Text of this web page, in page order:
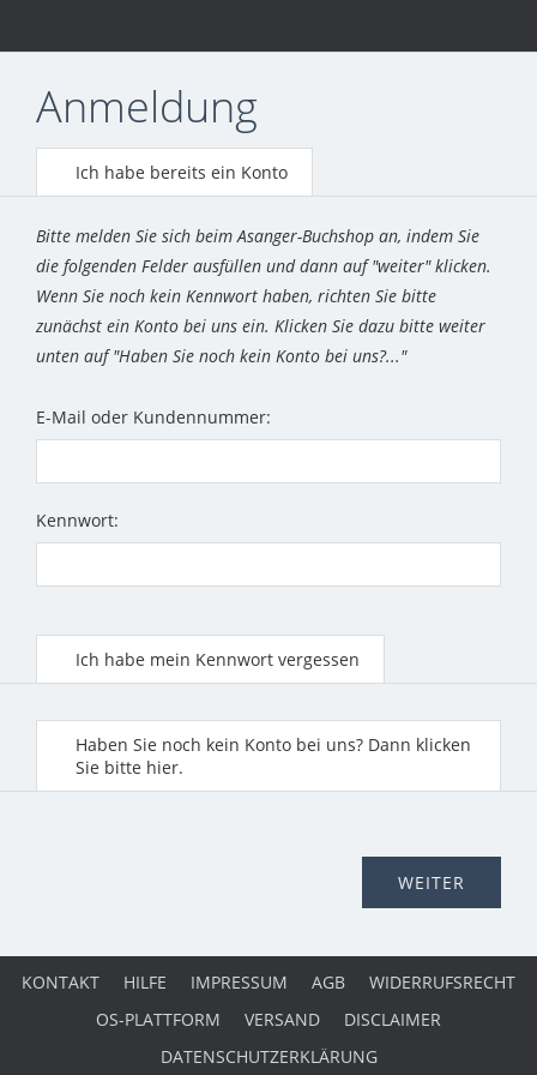
Anmeldung
Ich habe bereits ein Konto
Bitte melden Sie sich beim Asanger-Buchshop an, indem Sie
die folgenden Felder ausfüllen und dann auf "weiter" klicken.
Wenn Sie noch kein Kennwort haben, richten Sie bitte
zunächst ein Konto bei uns ein. Klicken Sie dazu bitte weiter
unten auf "Haben Sie noch kein Konto bei uns?..."
E-Mail oder Kundennummer:
Kennwort:
Ich habe mein Kennwort vergessen
Haben Sie noch kein Konto bei uns? Dann klicken
Sie bitte hier.
KONTAKT HILFE IMPRESSUM AGB
WIDERRUFSRECHT
OS-PLATTFORM
VERSAND
DISCLAIMER
DATENSCHUTZERKLÄRUNG